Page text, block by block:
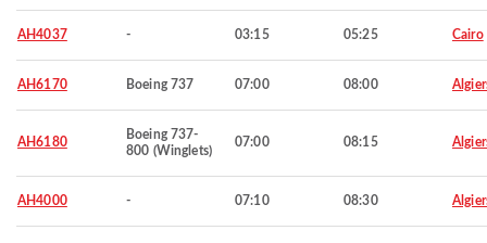
AH4037 - 03:15 05:25 Cairo
AH6170 Boeing 737 07:00 08:00
AH6180
Boeing 737-
800 (Winglets)
07:00 08:15
AH4000 - 07:10 08:30